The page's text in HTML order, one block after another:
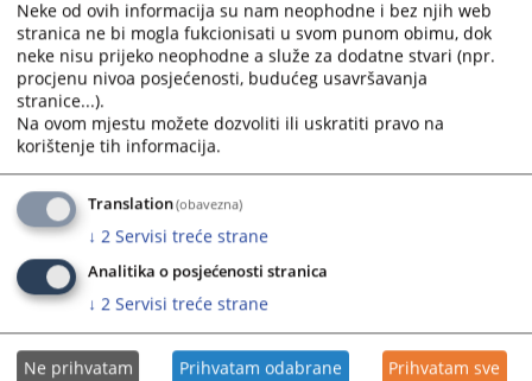
Press
the
question
mark
key
to
get
the
keyboard
shortcuts
for
changing
dates.
Press
the
question
key
to
the
keyboard
shortcuts
changing
dates.
Neke od ovih informacija su nam neophodne i bez njih web
stranica ne bi mogla fukcionisati u svom punom obimu, dok
neke nisu prijeko neophodne a služe za dodatne stvari (npr.
procjenu nivoa posjećenosti, budućeg usavršavanja
stranice...).
Na ovom mjestu možete dozvoliti ili uskratiti pravo na
korištenje tih informacija.
Translation(obavezna)
↓ 2 Servisi treće strane
Analitika o posjećenosti stranica
↓ 2 Servisi treće strane
Ne prihvatam Prihvatam odabrane Prihvatam sve